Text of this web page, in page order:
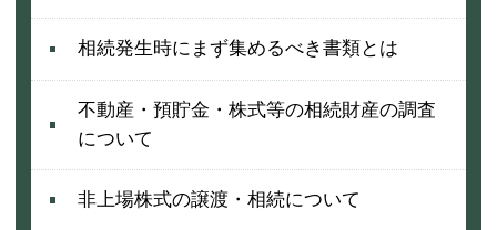
相続発生時にまず集めるべき書類とは
不動産・預貯金・株式等の相続財産の調査
について
非上場株式の譲渡・相続について